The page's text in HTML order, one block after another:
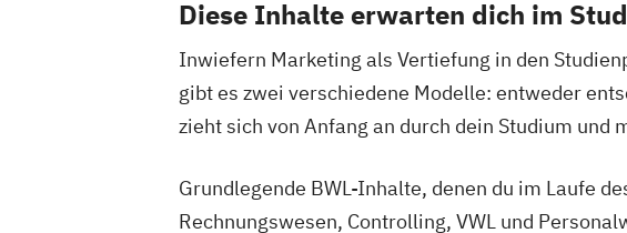
Diese Inhalte erwarten dich im
Inwiefern Marketing als Vertiefung in den
gibt es zwei verschiedene Modelle: entweder
zieht sich von Anfang an durch dein Studium und
Grundlegende BWL-Inhalte, denen du im Laufe
Rechnungswesen, Controlling, VWL und